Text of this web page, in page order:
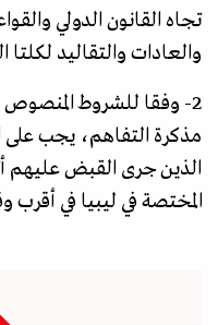
تجاه القانون الدولي
والعادات والتقاليد لكلتا
2- وفقا للشروط
مذكرة التفاهم، يجب على
الذين جرى القبض عليهم
المختصة في ليبيا في